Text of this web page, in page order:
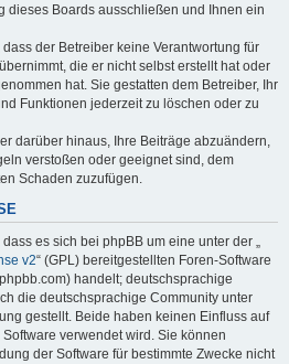
dieses Boards ausschließen und Ihnen ein
der Betreiber keine Verantwortung für
die er nicht selbst erstellt hat oder
hat. Sie gestatten dem Betreiber, Ihr
Funktionen jederzeit zu löschen oder zu
darüber hinaus, Ihre Beiträge abzuändern,
verstoßen oder geeignet sind, dem
Schaden zuzufügen.
es sich bei phpBB um eine unter der „
v2“ (GPL) bereitgestellten Foren-Software
handelt; deutschsprachige
die deutschsprachige Community unter
gestellt. Beide haben keinen Einfluss auf
verwendet wird. Sie können
der Software für bestimmte Zwecke nicht